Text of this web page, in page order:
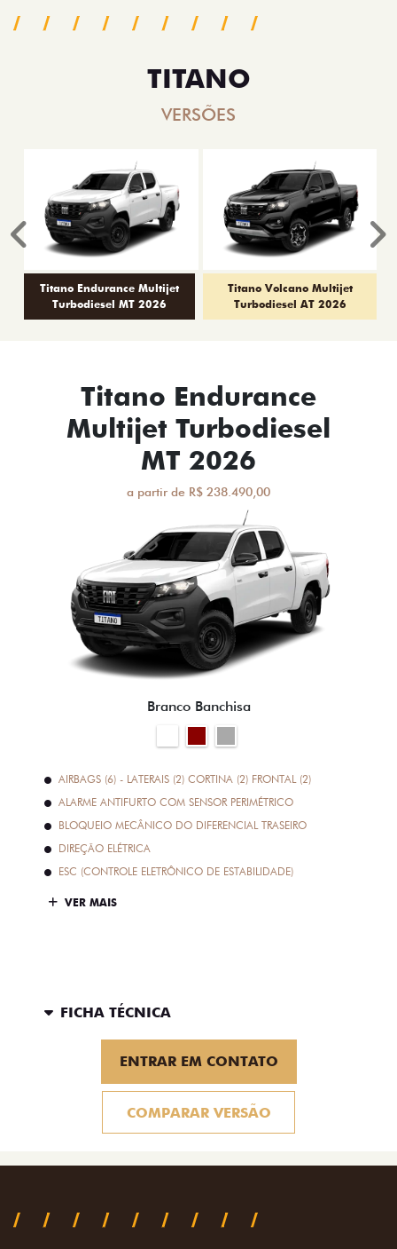
TITANO
VERSÕES
Titano Endurance Multijet
Turbodiesel MT 2026
Titano Volcano Multijet
Turbodiesel AT 2026
Anterior
Titano Endurance
Multijet Turbodiesel
MT 2026
a partir de R$ 238.490,00
Branco Banchisa
AIRBAGS (6) - LATERAIS (2) CORTINA (2) FRONTAL (2)
ALARME ANTIFURTO COM SENSOR PERIMÉTRICO
BLOQUEIO MECÂNICO DO DIFERENCIAL TRASEIRO
DIREÇÃO ELÉTRICA
ESC (CONTROLE ELETRÔNICO DE ESTABILIDADE)
VER MAIS
FICHA TÉCNICA
ENTRAR EM CONTATO
COMPARAR VERSÃO